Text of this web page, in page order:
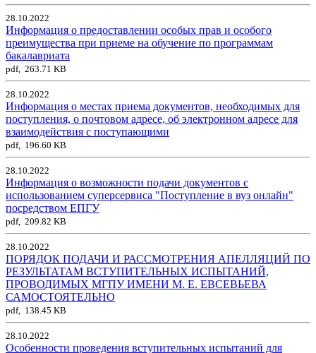
28.10.2022
Информация о предоставлении особых прав и особого
преимущества при приеме на обучение по программам
бакалавриата
pdf, 263.71 KB
28.10.2022
Информация о местах приема документов, необходимых для
поступления, о почтовом адресе, об электронном адресе для
взаимодействия с поступающими
pdf, 196.60 KB
28.10.2022
Информация о возможности подачи документов с
использованием суперсервиса "Поступление в вуз онлайн"
посредством ЕПГУ
pdf, 209.82 KB
28.10.2022
ПОРЯДОК ПОДАЧИ И РАССМОТРЕНИЯ АПЕЛЛЯЦИЙ ПО
РЕЗУЛЬТАТАМ ВСТУПИТЕЛЬНЫХ ИСПЫТАНИЙ,
ПРОВОДИМЫХ МГПУ ИМЕНИ М. Е. ЕВСЕВЬЕВА
САМОСТОЯТЕЛЬНО
pdf, 138.45 KB
28.10.2022
Особенности проведения вступительных испытаний для